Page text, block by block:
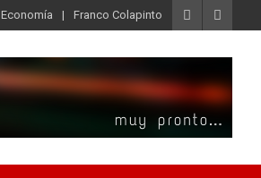
Economía Franco Colapinto